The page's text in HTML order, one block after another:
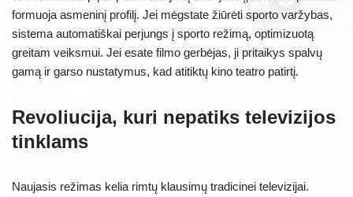
formuoja asmeninį profilį. Jei mėgstate žiūrėti sporto varžybas,
sistema automatiškai perjungs į sporto režimą, optimizuotą
greitam veiksmui. Jei esate filmo gerbėjas, ji pritaikys spalvų
gamą ir garso nustatymus, kad atitiktų kino teatro patirtį.
Revoliucija, kuri nepatiks televizijos
tinklams
Naujasis režimas kelia rimtų klausimų tradicinei televizijai.